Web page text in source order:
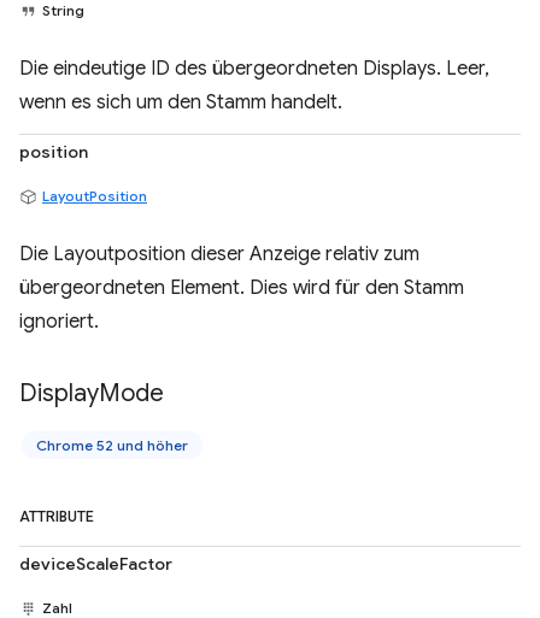
String
Die eindeutige ID des übergeordneten Displays. Leer,
wenn es sich um den Stamm handelt.
position
LayoutPosition
Die Layoutposition dieser Anzeige relativ zum
übergeordneten Element. Dies wird für den Stamm
ignoriert.
DisplayMode
Chrome 52 und höher
ATTRIBUTE
deviceScaleFactor
Zahl